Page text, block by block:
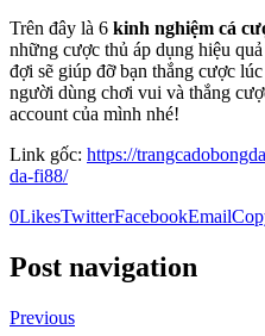
Trên đây là 6 kinh nghiệm cá
những cược thủ áp dụng hiệu
đợi sẽ giúp đỡ bạn thắng cược
người dùng chơi vui và thắng
account của mình nhé!
Link gốc: https://
da-fi88/
0LikesTwitterFacebookEmail
Post navigation
Previous